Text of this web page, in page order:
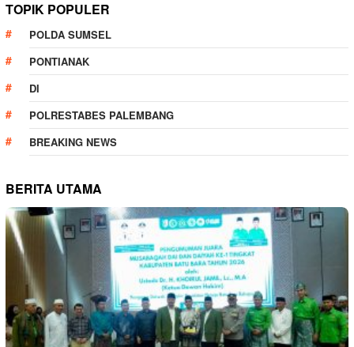
TOPIK POPULER
POLDA SUMSEL
PONTIANAK
DI
POLRESTABES PALEMBANG
BREAKING NEWS
BERITA UTAMA